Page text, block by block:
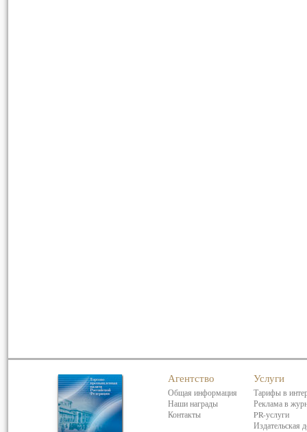
Агентство
Общая информация
Наши награды
Контакты
Услуги
Тарифы в
Реклама в
PR-услуги
Издательская